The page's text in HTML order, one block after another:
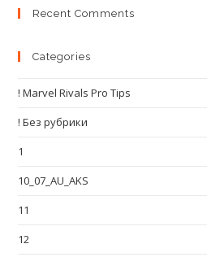
Recent Comments
Categories
! Marvel Rivals Pro Tips
! Без рубрики
1
10_07_AU_AKS
11
12